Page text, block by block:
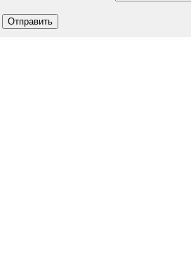
Отправить